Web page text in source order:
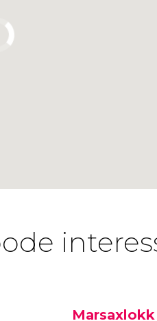
Marsaxlokk